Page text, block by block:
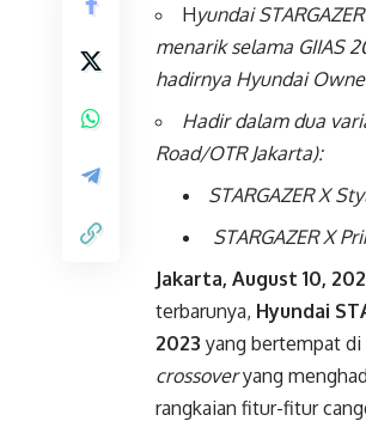
Hyundai
menarik selama GIIAS
hadirnya Hyundai
Hadir dalam dua
Road/OTR Jakarta):
STARGAZER X
STARGAZER X
Jakarta, August 10,
terbarunya, Hyundai
2023 yang bertempat di
crossoveryang
rangkaian fitur-fitur